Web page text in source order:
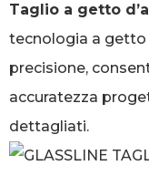
Taglio a getto
tecnologia a getto
precisione,
accuratezza
dettagliati.